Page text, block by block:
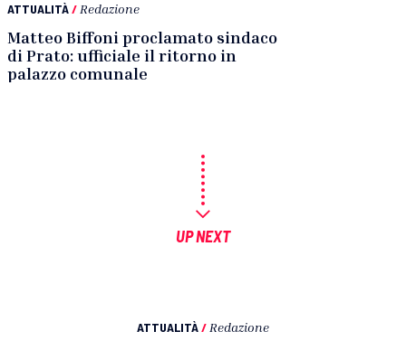
ATTUALITÀ/ Redazione
Matteo Biffoni proclamato sindaco
di Prato: ufficiale il ritorno in
palazzo comunale
UP NEXT
ATTUALITÀ/ Redazione